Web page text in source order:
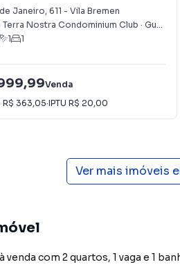
Janeiro, 611 - Vila Bremen
Nostra Condominium Club · Guarulhos
1 1
Venda
R$ 363,05·IPTU R$ 20,00
Ver mais imóveis
com 2 quartos, 1 vaga e 1